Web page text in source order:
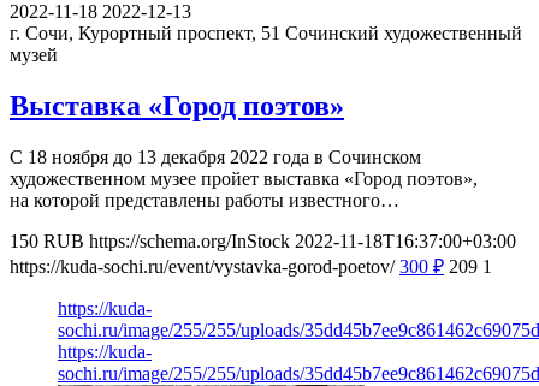
2022-11-18 2022-12-13
г. Сочи, Курортный проспект, 51 Сочинский художественный
музей
Выставка «Город поэтов»
С 18 ноября до 13 декабря 2022 года в Сочинском
художественном музее пройет выставка «Город поэтов»,
на которой представлены работы известного…
150 RUB https://schema.org/InStock 2022-11-18T16:37:00+03:00
https://kuda-sochi.ru/event/vystavka-gorod-poetov/ 300 ₽ 209 1
https://kuda-
sochi.ru/image/255/255/uploads/
https://kuda-
sochi.ru/image/255/255/uploads/